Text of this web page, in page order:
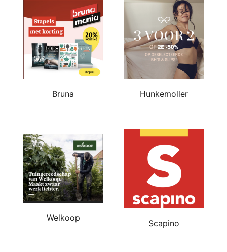
Bruna Hunkemoller
Welkoop
Scapino